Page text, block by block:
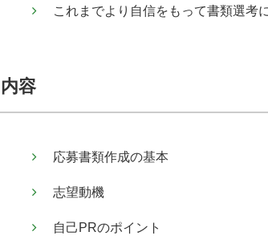
これまでより自信をもって書類選考
内容
応募書類作成の基本
志望動機
自己PRのポイント